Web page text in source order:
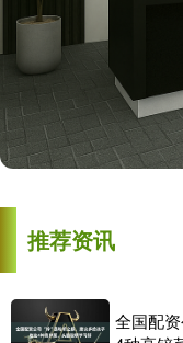
推荐资讯
全国配